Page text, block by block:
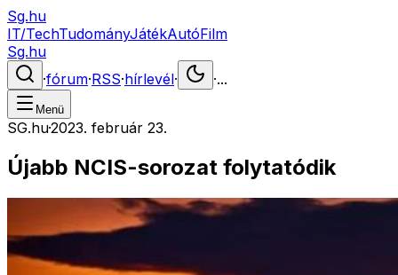
Sg.hu
IT/TechTudományJátékAutóFilm
Sg.hu
·fórum·RSS·hírlevél· ·...
Menü
SG.hu·2023. február 23.
Újabb NCIS-sorozat folytatódik